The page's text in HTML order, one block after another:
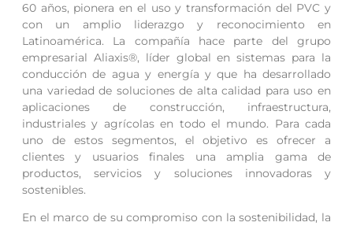
60 años, pionera en el uso y transformación del PVC y
con un amplio liderazgo y reconocimiento en
Latinoamérica. La compañía hace parte del grupo
empresarial Aliaxis®, líder global en sistemas para la
conducción de agua y energía y que ha desarrollado
una variedad de soluciones de alta calidad para uso en
aplicaciones de construcción, infraestructura,
industriales y agrícolas en todo el mundo. Para cada
uno de estos segmentos, el objetivo es ofrecer a
clientes y usuarios finales una amplia gama de
productos, servicios y soluciones innovadoras y
sostenibles.
En el marco de su compromiso con la sostenibilidad, la